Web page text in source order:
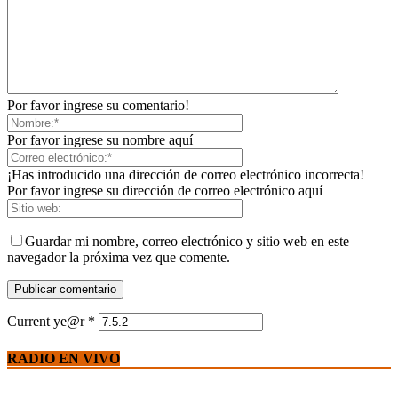
Por favor ingrese su comentario!
Por favor ingrese su nombre aquí
¡Has introducido una dirección de correo electrónico incorrecta!
Por favor ingrese su dirección de correo electrónico aquí
Guardar mi nombre, correo electrónico y sitio web en este
navegador la próxima vez que comente.
Current ye@r *
RADIO EN VIVO